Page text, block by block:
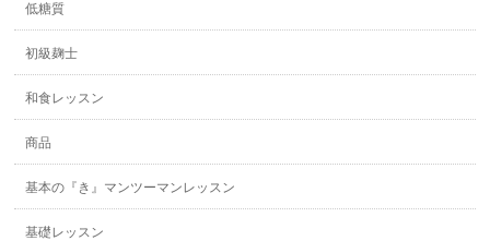
低糖質
初級麹士
和食レッスン
商品
基本の『き』マンツーマンレッスン
基礎レッスン